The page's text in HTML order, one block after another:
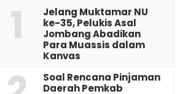
1
Jelang Muktamar NU
ke-35, Pelukis Asal
Jombang Abadikan
Para Muassis dalam
Kanvas
‎Soal Rencana Pinjaman
Daerah Pemkab